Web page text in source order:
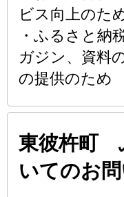
ビス向上のた
・ふるさと納
ガジン、資料
の提供のため
東彼杵町
いてのお